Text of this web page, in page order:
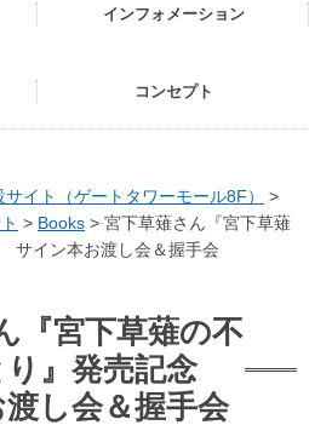
インフォメーション
コンセプト
イト（ゲートタワーモール8F）
>
> Books > 宮下草薙さん『宮下草薙
サイン本お渡し会＆握手会
『宮下草薙の不
り』発売記念
し会＆握手会